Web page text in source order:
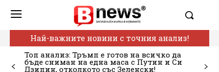
Най-важните новини с точния анализ!
Топ анализ: Тръмп е готов на всичко да
бъде сниман на една маса с Путин и Си
Дзипин, отколкото със Зеленски!